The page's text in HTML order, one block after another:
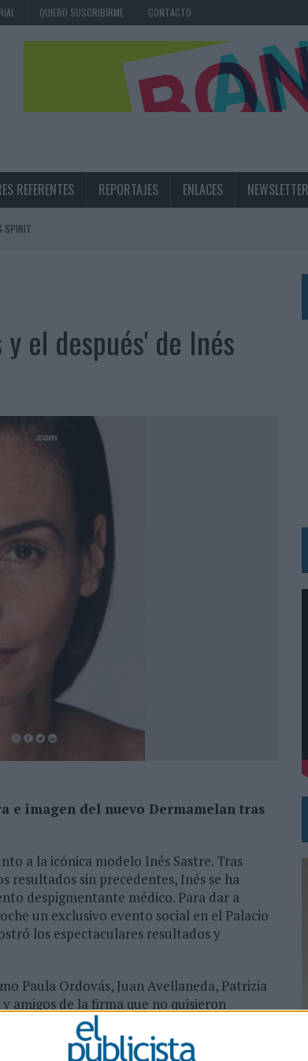
QUIERO SUSCRIBIRME CONTACTO
REFERENTES REPORTAJES ENLACES NEWSLETTER
SPIRIT
EN EL ORIGEN BARCELONÉS
DE MARCA EN IBIZA
EN SU ESTRATEGIA
Y SUPERA AL MÓVIL COMO DISPOSITIVO MÁS UTILIZADO
GLOBAL
EN CORNETTO, CALIPPO Y SOLERO
HISTÓRICO EN ACTIVOS CULTURALES Y ECONÓMICOS
SUS RELACIONES CON LOS MEDIOS
CAMPAÑA INTERNACIONAL
LARGO PLAZO Y LA MEDICIÓN SON DOS CARAS DE LA MISMA
SAMSUNG ELECTRONICS IBERIA
el después' de Inés
e imagen del nuevo Dermamelan tras
a la icónica modelo Inés Sastre. Tras
sin precedentes, Inés se ha
despigmentante médico. Para dar a
un exclusivo evento social en el Palacio
los espectaculares resultados y
Paula Ordovás, Juan Avellaneda, Patrizia
amigos de la firma que no quisieron
puedo afirmar que son unos resultados